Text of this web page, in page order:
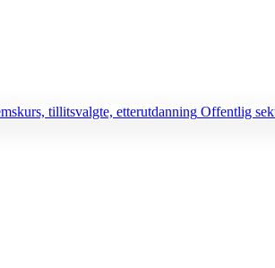
tillitsvalgte, etterutdanning Offentlig